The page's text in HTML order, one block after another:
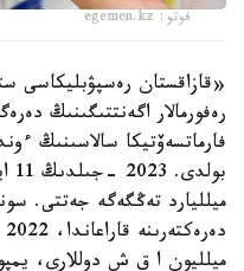
فوتو: egemen.kz
«قازاقستان رەسپۋبليكاسى
ميلليارد تەڭگەگە جەتتى.